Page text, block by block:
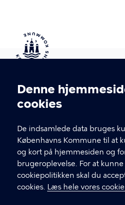
Denne
cookies
De indsamlede data bruges
Københavns Kommune til at
og kort på hjemmesiden og
brugeroplevelse. For at
cookiepolitikken skal du
cookies. Læs hele vores
Kontakt Københavns
T
fFind andre kontakter her
CVR-nummer64942212
GENVEJE